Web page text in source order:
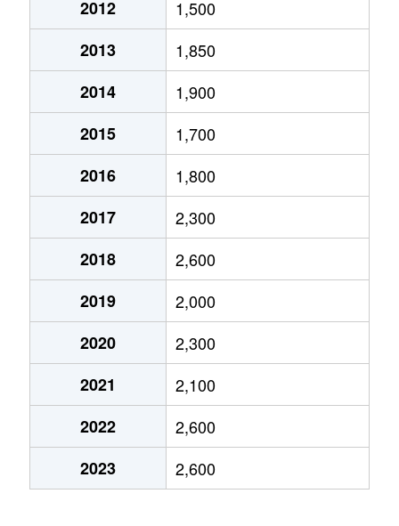
小野原東
2,000万円
彩都粟生南
3,200万円
4,700万円
船場西
4,700万円
船場西
4,600万円
船場西
3,400万円
船場西
4,800万円
船場西
3,600万円
船場西
4,600万円
船場西
3,200万円
船場西
3,800万円
船場西
4,600万円
2012
1,500
2013
1,850
2014
1,900
2015
1,700
2016
1,800
2017
2,300
2018
2,600
2019
2,000
2020
2,300
2021
2,100
2022
2,600
2023
2,600